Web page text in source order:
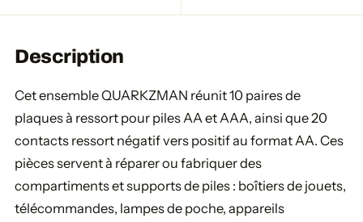
Description
Cet ensemble QUARKZMAN réunit 10 paires de
plaques à ressort pour piles AA et AAA, ainsi que 20
contacts ressort négatif vers positif au format AA. Ces
pièces servent à réparer ou fabriquer des
compartiments et supports de piles : boîtiers de jouets,
télécommandes, lampes de poche, appareils